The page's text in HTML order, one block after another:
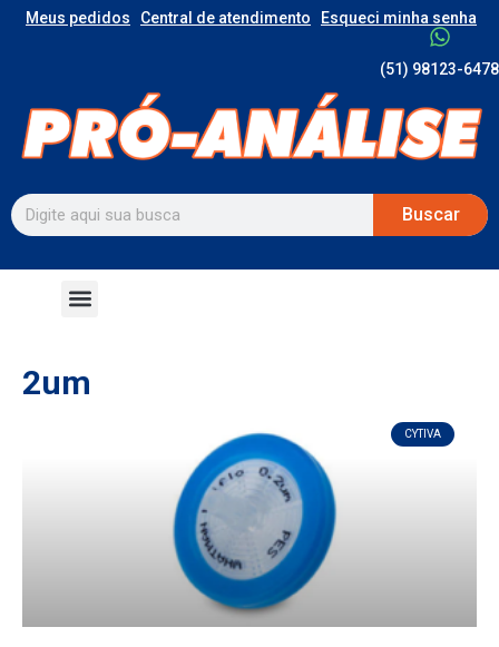
Meus pedidos Central de atendimento Esqueci minha senha
(51) 98123-6478
Buscar
2um
CYTIVA